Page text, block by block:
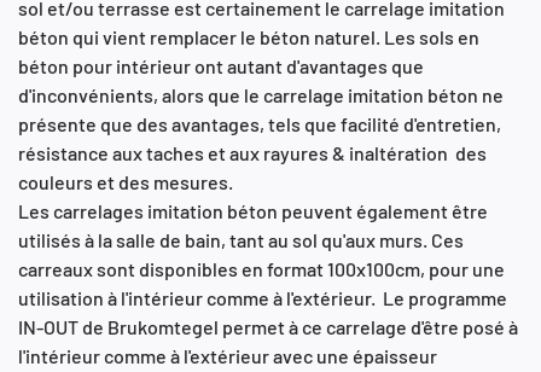
sol et/ou terrasse est certainement le carrelage imitation
béton qui vient remplacer le béton naturel. Les sols en
béton pour intérieur ont autant d'avantages que
d'inconvénients, alors que le carrelage imitation béton ne
présente que des avantages, tels que facilité d'entretien,
résistance aux taches et aux rayures & inaltération des
couleurs et des mesures.
Les carrelages imitation béton peuvent également être
utilisés à la salle de bain, tant au sol qu'aux murs. Ces
carreaux sont disponibles en format 100x100cm, pour une
utilisation à l'intérieur comme à l'extérieur. Le programme
IN-OUT de Brukomtegel permet à ce carrelage d'être posé à
l'intérieur comme à l'extérieur avec une épaisseur